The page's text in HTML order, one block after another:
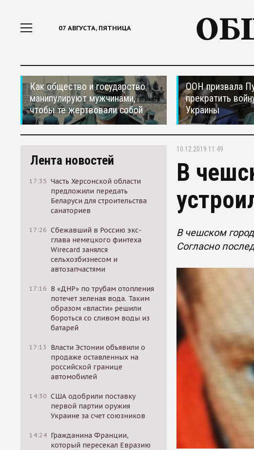
07 АВГУСТА, ПЯТНИЦА
Как общество и государство
манипулируют мужчинами,
чтобы те жертвовали собой
ООН призвала
прекратить
Украины
Лента новостей
17:35 Часть Херсонской области
предложили передать
Беларуси для строительства
санаториев
17:26 Сбежавший в Россию экс-
глава немецкого финтеха
Wirecard занялся
сельхозбизнесом и
автозапчастями
17:16 В «ДНР» по трубам отопления
потечет зеленая вода. Таким
образом «власти» решили
бороться со сливом воды из
батарей
17:13
Власти Эстонии объявили о
продаже оставленных на
российской границе
автомобилей
14:30 США одобрили поставку
первой партии оружия
Украине за счет союзников
14:24 Гражданина Франции,
который пересекал Евразию
10.12.2019 11:49
В
В чешском
Согласно